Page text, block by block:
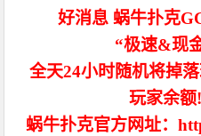
好消息 蜗牛扑克
“极速&现
全天24小时随机将掉
玩家余
蜗牛扑克官方网址：